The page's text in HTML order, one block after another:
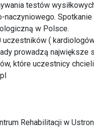
testów
naczyniowego.
w Polsce.
(
prowadzą
które uczestnicy
Rehabilitacji w